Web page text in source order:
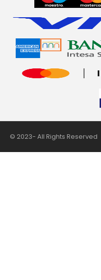
© 2023- All Rights Reserved